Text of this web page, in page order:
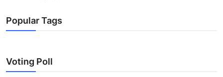
Popular Tags
Voting Poll